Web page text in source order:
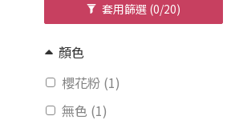
套用篩選 (0/20)
顏色
櫻花粉 (1)
無色 (1)